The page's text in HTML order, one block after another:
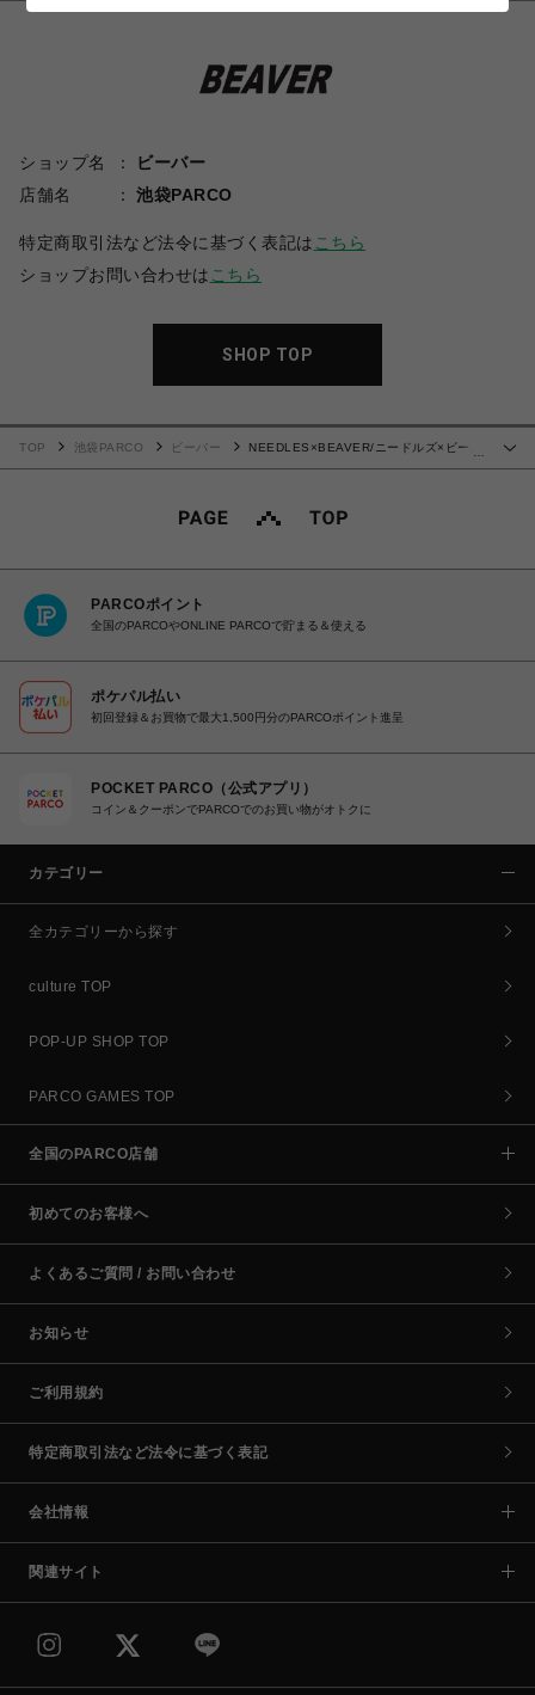
ショップ名
ビーバー
店舗名
池袋PARCO
特定商取引法など法令に基づく表記は こちら
ショップお問い合わせは こちら
SHOP TOP
TOP 池袋PARCO ビーバー
NEEDLES×BEAVER/ニードルズ×ビーバ
PARCOポイント
全国のPARCOやONLINE PARCOで貯まる＆使える
ポケパル払い
初回登録＆お買物で最大1,500円分のPARCOポイント進呈
POCKET PARCO（公式アプリ）
コイン＆クーポンでPARCOでのお買い物がオトクに
カテゴリー
全カテゴリーから探す
culture TOP
POP-UP SHOP TOP
PARCO GAMES TOP
全国のPARCO店舗
初めてのお客様へ
よくあるご質問 / お問い合わせ
お知らせ
ご利用規約
特定商取引法など法令に基づく表記
会社情報
関連サイト